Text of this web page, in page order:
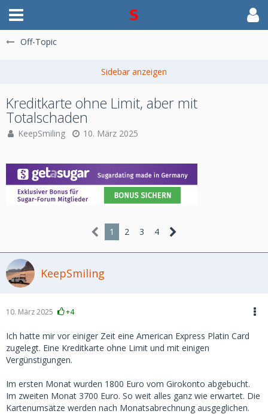
Off-Topic
Kreditkarte ohne Limit, aber mit
Totalschaden
KeepSmiling 10. März 2025
1 2 3 4
KeepSmiling
10. März 2025 +4
Ich hatte mir vor einiger Zeit eine American Express Platin Card
zugelegt. Eine Kreditkarte ohne Limit und mit einigen
Vergünstigungen.
Im ersten Monat wurden 1800 Euro vom Girokonto abgebucht.
Im zweiten Monat 3700 Euro. So weit alles ganz wie erwartet. Die
Kartenumsätze werden nach Monatsabrechnung ausgeglichen.